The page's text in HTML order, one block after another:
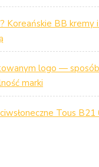
Koreańskie BB kremy i
logo —
marki
Tous